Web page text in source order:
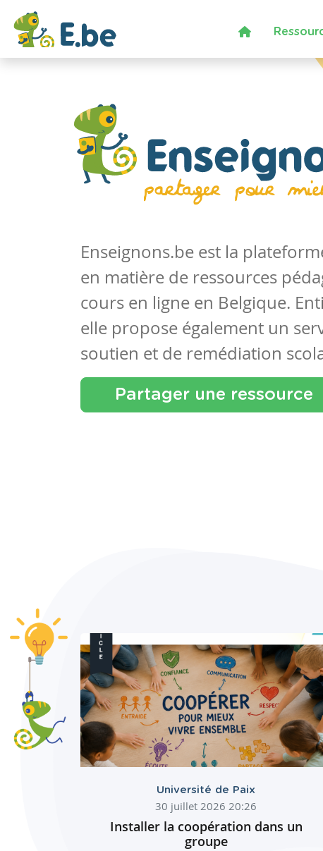
Enseignons.be est la
en matière de ressources
cours en ligne en Belgique.
elle propose également un
soutien et de remédiation
Partager une ressource
Université de Paix
30 juillet 2026 20:26
Installer la coopération dans un
groupe